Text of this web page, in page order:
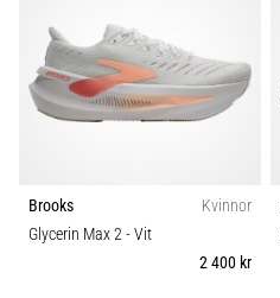
Brooks
Kvinnor
Glycerin Max 2- Vit
2 400 kr